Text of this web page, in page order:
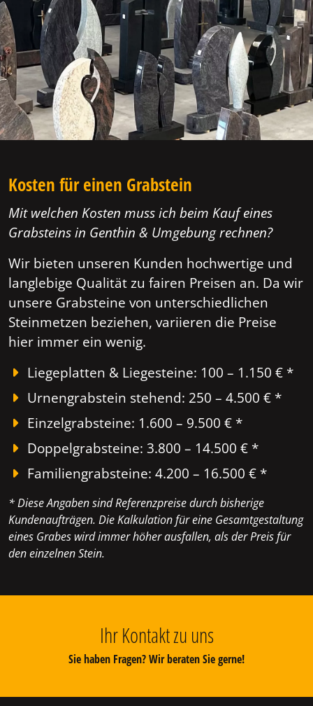
Kosten für einen Grabstein
Mit welchen Kosten muss ich beim Kauf eines
Grabsteins in Genthin & Umgebung rechnen?
Wir bieten unseren Kunden hochwertige und
langlebige Qualität zu fairen Preisen an. Da wir
unsere Grabsteine von unterschiedlichen
Steinmetzen beziehen, variieren die Preise
hier immer ein wenig.
Liegeplatten & Liegesteine: 100 – 1.150 € *
Urnengrabstein stehend: 250 – 4.500 € *
Einzelgrabsteine: 1.600 – 9.500 € *
Doppelgrabsteine: 3.800 – 14.500 € *
Familiengrabsteine: 4.200 – 16.500 € *
* Diese Angaben sind Referenzpreise durch bisherige
Kundenaufträgen. Die Kalkulation für eine Gesamtgestaltung
eines Grabes wird immer höher ausfallen, als der Preis für
den einzelnen Stein.
Ihr Kontakt zu uns
Sie haben Fragen? Wir beraten Sie gerne!